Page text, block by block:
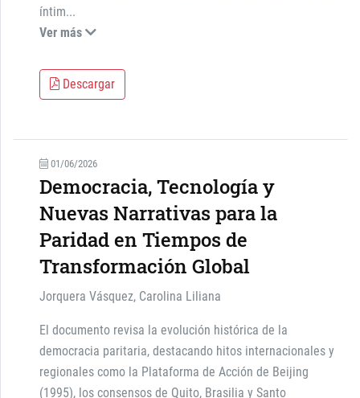
íntim...
Ver más
Descargar
01/06/2026
Democracia, Tecnología y
Nuevas Narrativas para la
Paridad en Tiempos de
Transformación Global
Jorquera Vásquez, Carolina Liliana
El documento revisa la evolución histórica de la
democracia paritaria, destacando hitos internacionales y
regionales como la Plataforma de Acción de Beijing
(1995), los consensos de Quito, Brasilia y Santo